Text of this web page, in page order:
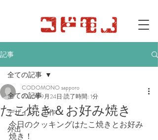
記事
全ての記事
デザイン・工作
外出
全ての記事
たこ焼き＆お好み焼き
CODOMONO sapporo
2022年9月24日 読了時間: 1分
今日のクッキングはたこ焼きとお好み
焼き！